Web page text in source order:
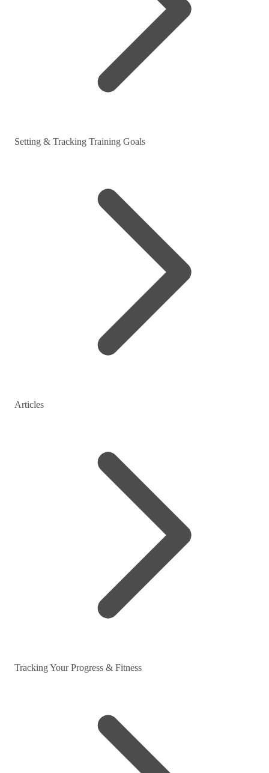
Setting & Tracking Training Goals
Articles
Tracking Your Progress & Fitness